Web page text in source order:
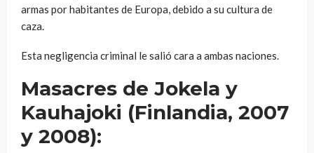
armas por habitantes de Europa, debido a su cultura de
caza.
Esta negligencia criminal le salió cara a ambas naciones.
Masacres de Jokela y
Kauhajoki (Finlandia, 2007
y 2008):